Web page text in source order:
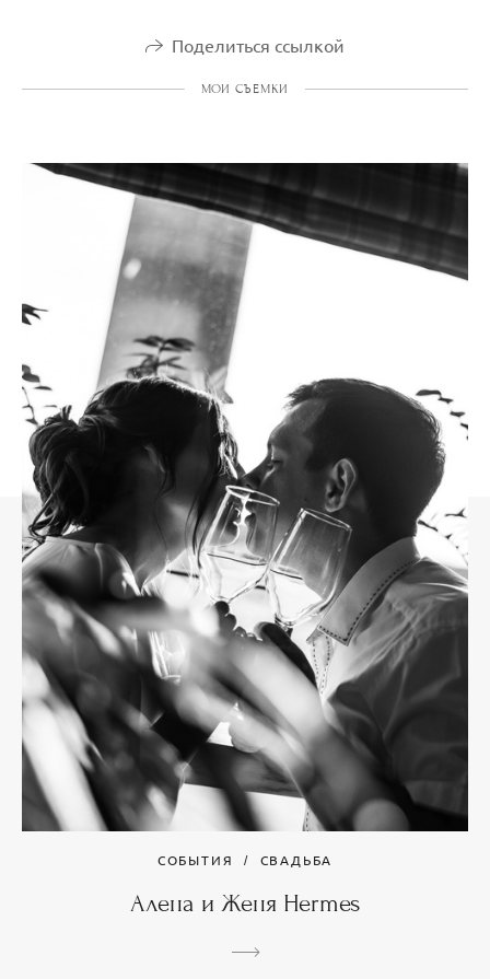
Поделиться ссылкой
МОИ СЪЕМКИ
СОБЫТИЯ СВАДЬБА
Алена и Женя Hermes